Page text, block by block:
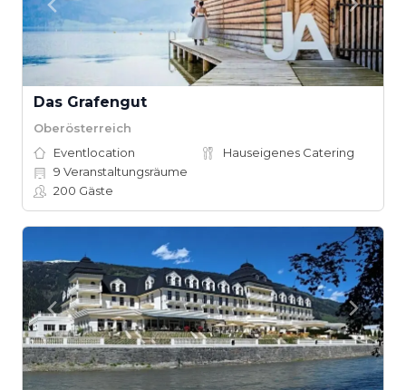
Das Grafengut
Oberösterreich
Eventlocation
Hauseigenes Catering
9 Veranstaltungsräume
200 Gäste